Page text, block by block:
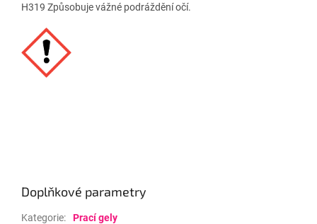
H319 Způsobuje vážné podráždění očí.
Doplňkové parametry
Kategorie:
Prací gely